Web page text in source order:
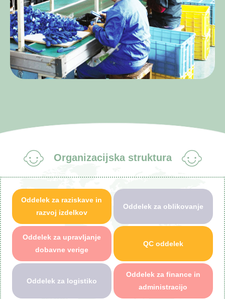
Organizacijska struktura
Oddelek za raziskave in
razvoj izdelkov
Oddelek za oblikovanje
Oddelek za upravljanje
dobavne verige
QC oddelek
Oddelek za logistiko
Oddelek za finance in
administracijo